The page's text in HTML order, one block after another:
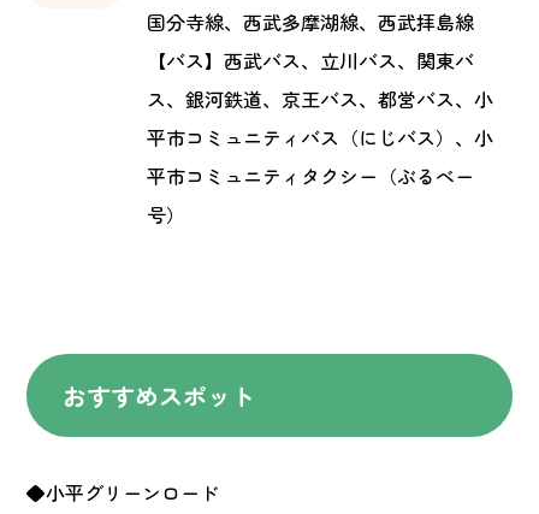
国分寺線、西武多摩湖線、西武拝島線
【バス】西武バス、立川バス、関東バ
ス、銀河鉄道、京王バス、都営バス、小
平市コミュニティバス（にじバス）、小
平市コミュニティタクシー（ぶるべー
号）
おすすめスポット
◆小平グリーンロード